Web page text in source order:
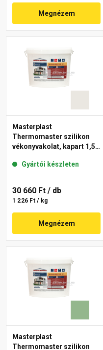
Megnézem
Masterplast
Thermomaster szilikon
vékonyvakolat, kapart 1,5
Gyártói készleten
30 660 Ft / db
1 226 Ft / kg
Megnézem
Masterplast
Thermomaster szilikon